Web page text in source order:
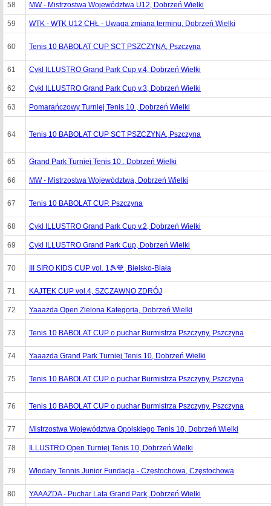
58 MW - Mistrzostwa Województwa U12, Dobrzeń Wielki
59 WTK - WTK U12 CHŁ - Uwaga zmiana terminu, Dobrzeń Wielki
60 Tenis 10 BABOLAT CUP SCT PSZCZYNA, Pszczyna
61 Cykl ILLUSTRO Grand Park Cup v.4, Dobrzeń Wielki
62 Cykl ILLUSTRO Grand Park Cup v.3, Dobrzeń Wielki
63 Pomarańczowy Turniej Tenis 10 , Dobrzeń Wielki
64 Tenis 10 BABOLAT CUP SCT PSZCZYNA, Pszczyna
65 Grand Park Turniej Tenis 10 , Dobrzeń Wielki
66 MW - Mistrzostwa Województwa, Dobrzeń Wielki
67 Tenis 10 BABOLAT CUP, Pszczyna
68 Cykl ILLUSTRO Grand Park Cup v.2, Dobrzeń Wielki
69 Cykl ILLUSTRO Grand Park Cup, Dobrzeń Wielki
70 III SIRO KIDS CUP vol. 1🎾💙, Bielsko-Biała
71 KAJTEK CUP vol.4, SZCZAWNO ZDRÓJ
72 Yaaazda Open Zielona Kategoria, Dobrzeń Wielki
73 Tenis 10 BABOLAT CUP o puchar Burmistrza Pszczyny, Pszczyna
74 Yaaazda Grand Park Turniej Tenis 10, Dobrzeń Wielki
75 Tenis 10 BABOLAT CUP o puchar Burmistrza Pszczyny, Pszczyna
76 Tenis 10 BABOLAT CUP o puchar Burmistrza Pszczyny, Pszczyna
77 Mistrzostwa Województwa Opolskiego Tenis 10, Dobrzeń Wielki
78 ILLUSTRO Open Turniej Tenis 10, Dobrzeń Wielki
79 Włodary Tennis Junior Fundacja - Częstochowa, Częstochowa
80 YAAAZDA - Puchar Lata Grand Park, Dobrzeń Wielki